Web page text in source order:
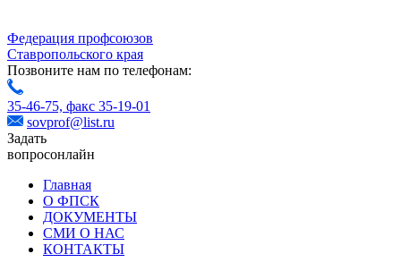
Федерация профсоюзов
Ставропольского края
Позвоните нам по телефонам:
35-46-75, факс 35-19-01
sovprof@list.ru
Задать
вопросонлайн
Главная
О ФПСК
ДОКУМЕНТЫ
СМИ О НАС
КОНТАКТЫ